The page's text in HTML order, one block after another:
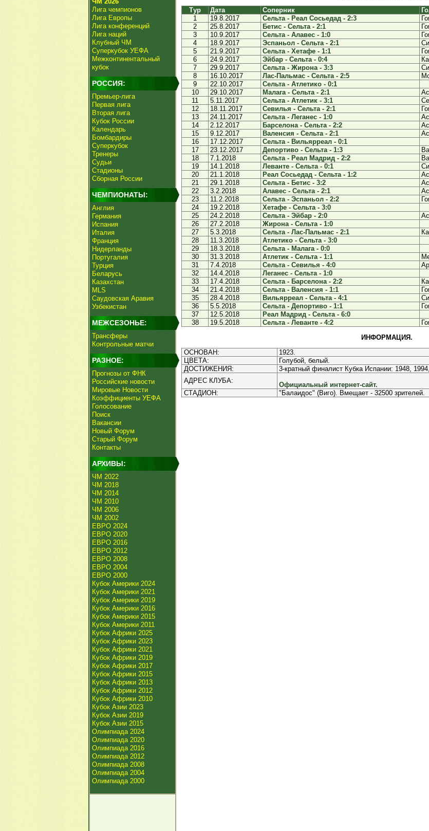
Лига чемпионов
Лига Европы
Лига конференций
Лига наций
Клубный ЧМ
Суперкубок УЕФА
Межконтинентальный
кубок
РОССИЯ:
Премьер-лига
Первая лига
Вторая лига
Кубок России
Календарь
Бомбардиры
Суперкубок
Тренеры
Судьи
Стадионы
Сборная России
ЧЕМПИОНАТЫ:
Англия
Германия
Испания
Италия
Франция
Нидерланды
Португалия
Турция
Беларусь
Казахстан
MLS
Саудовская Аравия
Узбекистан
МЕЖСЕЗОНЬЕ:
Трансферы
Контрольные матчи
РАЗНОЕ:
Прогнозы от ФНК
Российские новости
Мировые Новости
Коэффициенты УЕФА
Голосование
Поиск
Вакансии
Новый Форум
Старый Форум
Контакты
АРХИВЫ:
ЧМ 2022
ЧМ 2018
ЧМ 2014
ЧМ 2010
ЧМ 2006
ЧМ 2002
ЕВРО 2024
ЕВРО 2020
ЕВРО 2016
ЕВРО 2012
ЕВРО 2008
ЕВРО 2004
ЕВРО 2000
Кубок Америки 2024
Кубок Америки 2021
Кубок Америки 2019
Кубок Америки 2016
Кубок Америки 2015
Кубок Америки 2011
Кубок Африки 2025
Кубок Африки 2023
Кубок Африки 2021
Кубок Африки 2019
Кубок Африки 2017
Кубок Африки 2015
Кубок Африки 2013
Кубок Африки 2012
Кубок Африки 2010
Кубок Азии 2023
Кубок Азии 2019
Кубок Азии 2015
Олимпиада 2024
Олимпиада 2020
Олимпиада 2016
Олимпиада 2012
Олимпиада 2008
Олимпиада 2004
Олимпиада 2000
Тур
Дата Соперник
1
19.8.2017 Сельта - Реал Сосьедад - 2:3
2
25.8.2017 Бетис - Сельта - 2:1
3
10.9.2017 Сельта - Алавес - 1:0
4
18.9.2017 Эспаньол - Сельта - 2:1
5
21.9.2017 Сельта - Хетафе - 1:1
6
24.9.2017 Эйбар - Сельта - 0:4
7
29.9.2017 Сельта - Жирона - 3:3
8
16.10.2017 Лас-Пальмас - Сельта - 2:5
9
22.10.2017
Сельта - Атлетико - 0:1
10
29.10.2017 Малага - Сельта - 2:1
11
5.11.2017 Сельта - Атлетик - 3:1
12
18.11.2017 Севилья - Сельта - 2:1
13
24.11.2017 Сельта - Леганес - 1:0
14
2.12.2017 Барселона - Сельта - 2:2
15
9.12.2017 Валенсия - Сельта - 2:1
16
17.12.2017
Сельта - Вильярреал - 0:1
17
23.12.2017 Депортиво - Сельта - 1:3
18
7.1.2018 Сельта - Реал Мадрид - 2:2
19
14.1.2018 Леванте - Сельта - 0:1
20
21.1.2018 Реал Сосьедад - Сельта - 1:2
21
29.1.2018 Сельта - Бетис - 3:2
22
3.2.2018 Алавес - Сельта - 2:1
23
11.2.2018 Сельта - Эспаньол - 2:2
24
19.2.2018
Хетафе - Сельта - 3:0
25
24.2.2018 Сельта - Эйбар - 2:0
26
27.2.2018
Жирона - Сельта - 1:0
27
5.3.2018 Сельта - Лас-Пальмас - 2:1
28
11.3.2018
Атлетико - Сельта - 3:0
29
18.3.2018
Сельта - Малага - 0:0
30
31.3.2018 Атлетик - Сельта - 1:1
31
7.4.2018 Сельта - Севилья - 4:0
32
14.4.2018
Леганес - Сельта - 1:0
33
17.4.2018 Сельта - Барселона - 2:2
34
21.4.2018 Сельта - Валенсия - 1:1
35
28.4.2018 Вильярреал - Сельта - 4:1
36
5.5.2018 Сельта - Депортиво - 1:1
37
12.5.2018
Реал Мадрид - Сельта - 6:0
38
19.5.2018 Сельта - Леванте - 4:2
ИНФОРМАЦИЯ.
ОСНОВАН:
1923.
ЦВЕТА:
Голубой, белый.
ДОСТИЖЕНИЯ:
3-кратный финалист Кубка Испании: 1948,
АДРЕС КЛУБА:
Официальный интернет-сайт.
СТАДИОН:
"Балаидос" (Виго). Вмещает - 32500 зрителей.